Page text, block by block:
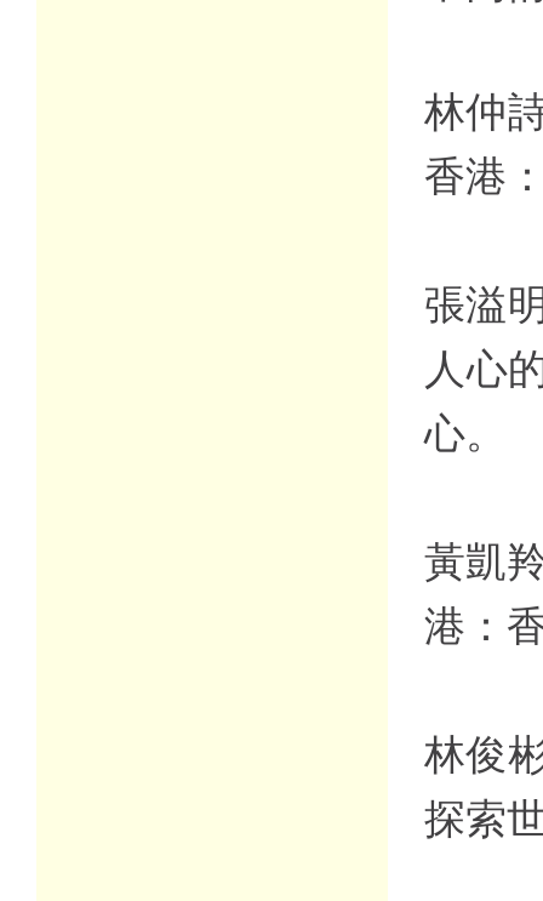
林仲
香港
張溢
人心
心。
黃凱
港：
林俊
探索